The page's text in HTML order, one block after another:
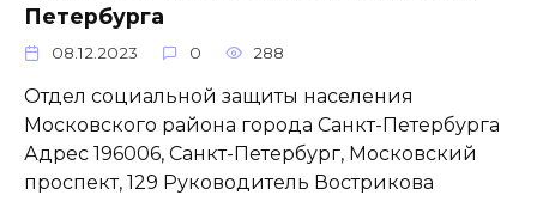
Петербурга
08.12.2023 0 288
Отдел социальной защиты населения
Московского района города Санкт-Петербурга
Адрес 196006, Санкт-Петербург, Московский
проспект, 129 Руководитель Вострикова